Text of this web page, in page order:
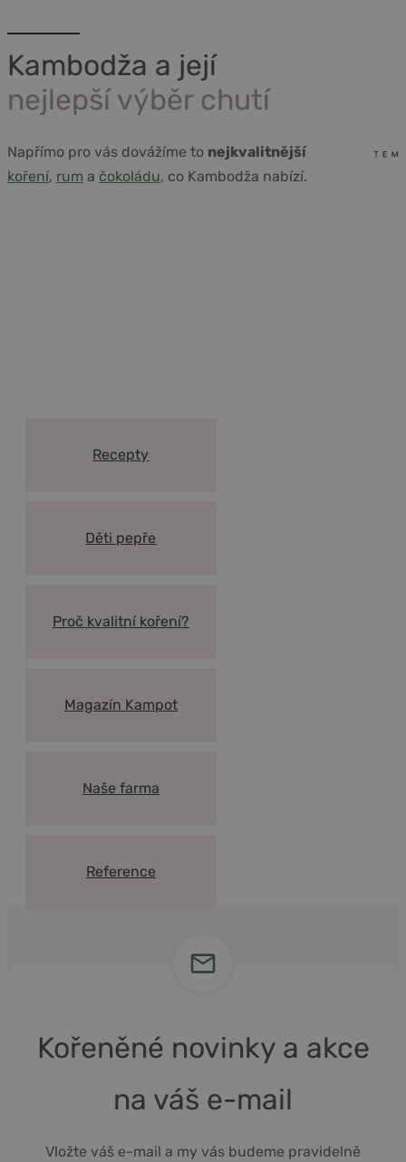
Kambodža a její
nejlepší výběr chutí
Napřímo pro vás dovážíme to nejkvalitnější
koření, rum a čokoládu, co Kambodža nabízí.
Recepty
Děti pepře
Proč kvalitní koření?
Magazín Kampot
Naše farma
Reference
Kořeněné novinky a akce
na váš e-mail
Vložte váš e-mail a my vás budeme pravidelně